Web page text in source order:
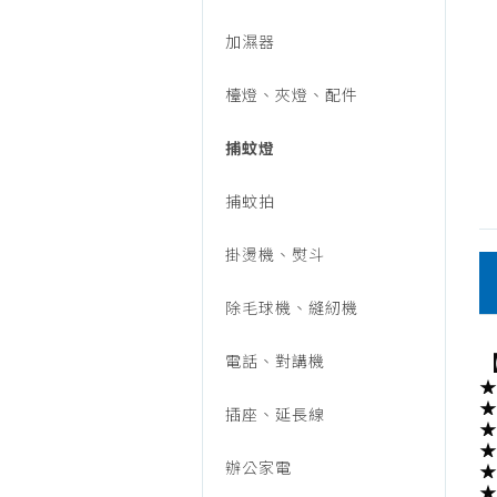
加濕器
檯燈、夾燈、配件
捕蚊燈
捕蚊拍
掛燙機、熨斗
除毛球機、縫紉機
電話、對講機
插座、延長線
辦公家電
★
★
★
★
★
★